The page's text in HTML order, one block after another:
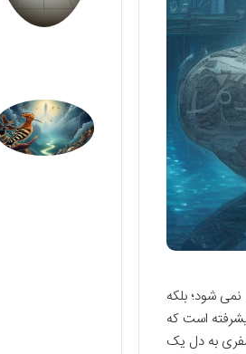
جهان محدود نمی شود؛ بلکه
است که
به دل یک